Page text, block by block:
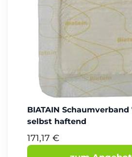
BIATAIN Schaumverband
selbst haftend
171,17 €